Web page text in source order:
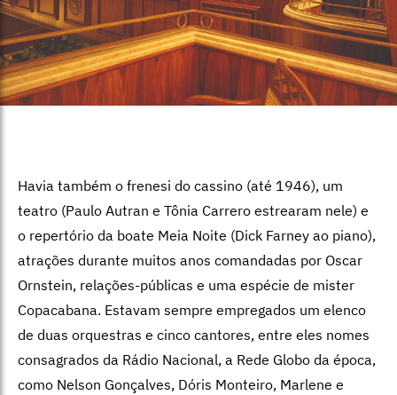
Havia também o frenesi do cassino (até 1946), um
teatro (Paulo Autran e Tônia Carrero estrearam nele) e
o repertório da boate Meia Noite (Dick Farney ao piano),
atrações durante muitos anos comandadas por Oscar
Ornstein, relações-públicas e uma espécie de mister
Copacabana. Estavam sempre empregados um elenco
de duas orquestras e cinco cantores, entre eles nomes
consagrados da Rádio Nacional, a Rede Globo da época,
como Nelson Gonçalves, Dóris Monteiro, Marlene e